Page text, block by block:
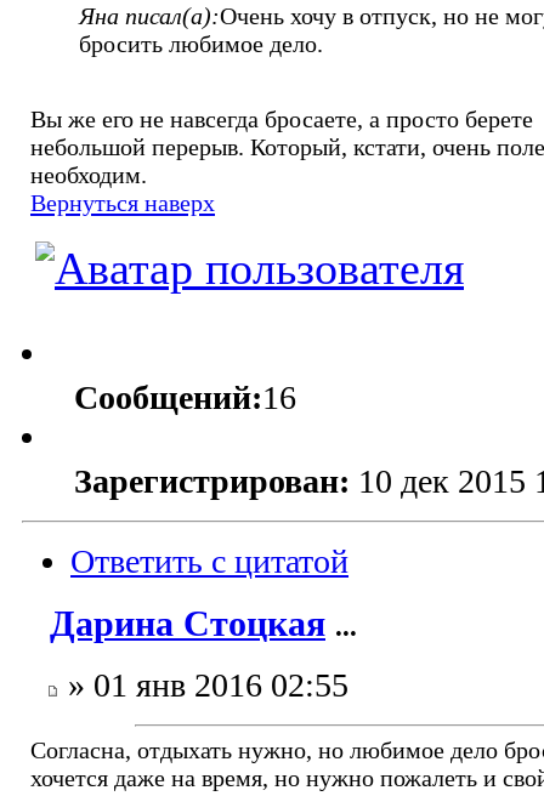
Яна писал(а):Очень хочу в отпуск, но не
бросить любимое дело.
Вы же его не навсегда бросаете, а просто берете
небольшой перерыв. Который, кстати, очень
необходим.
Вернуться наверх
Сообщений:16
Зарегистрирован: 10 дек 2015
Ответить с цитатой
Дарина Стоцкая ...
» 01 янв 2016 02:55
Согласна, отдыхать нужно, но любимое дело
хочется даже на время, но нужно пожалеть и